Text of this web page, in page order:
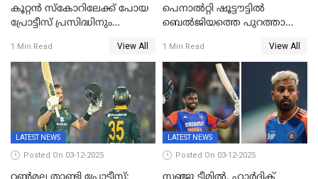
കൂറ്റൻ സ്കോറിലേക്ക് പോയ
പ്രോട്ടീസ് പ്രസിദ്ധിനും
അടിതെറ്റി, ഇന്ത്യക്ക് 271
റണ്‍സ് വിജയലക്ഷ്യം
1 Min Read View All
പെനാൽറ്റി ഷൂട്ടൗട്ടിൽ
ബെൽജിയത്തെ പുറത്താക്കി;
ലോകകപ്പിൽ ഇന്ത്യ
സെമിയിൽ
1 Min Read View All
LATEST NEWS
Posted On 03-12-2025
LATEST NEWS
Posted On 03-12-2025